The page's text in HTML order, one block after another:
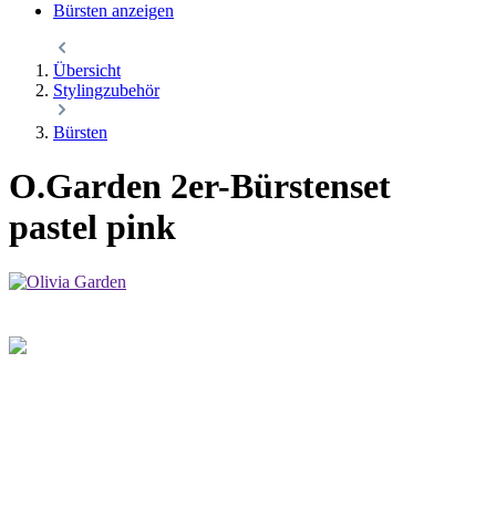
Bürsten anzeigen
Übersicht
Stylingzubehör
Bürsten
O.Garden 2er-Bürstenset
pastel pink